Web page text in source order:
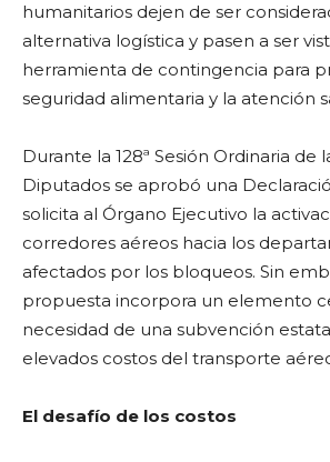
humanitarios dejen de ser
alternativa logística y pasen a ser
herramienta de contingencia para
seguridad alimentaria y la atención
Durante la 128ª Sesión Ordinaria de
Diputados se aprobó una
solicita al Órgano Ejecutivo la
corredores aéreos hacia los
afectados por los bloqueos. Sin
propuesta incorpora un elemento
necesidad de una subvención
elevados costos del transporte
El desafío de los costos